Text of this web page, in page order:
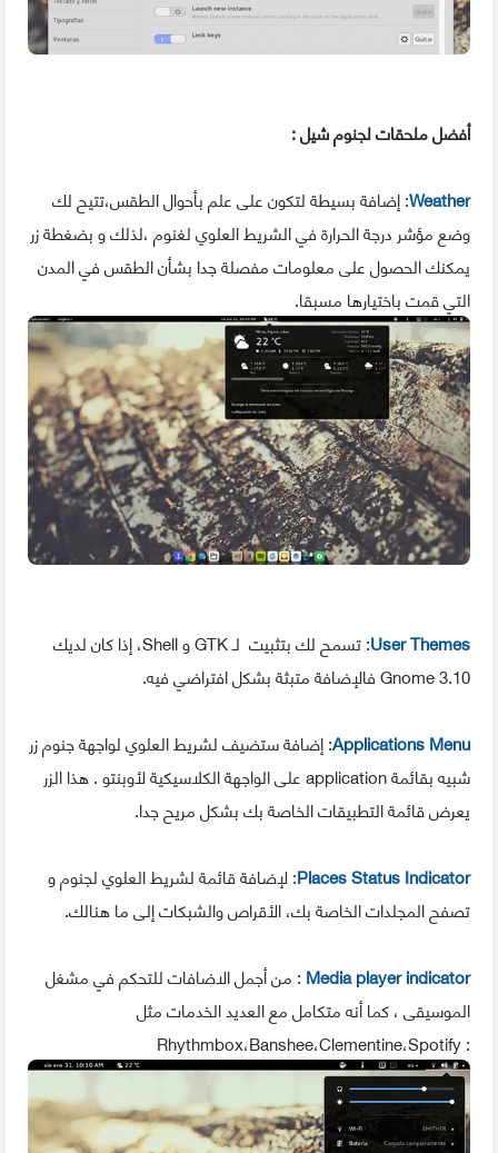
أفضل ملحقاتلجنوم شيل :
Weather: إضافة بسيطة لتكون على علم بأحوال الطقس،تتيح لك
وضع مؤشر درجة الحرارة في الشريط العلوي لغنوم ،لذلك و بضغطة زر
يمكنك الحصول على معلومات مفصلة جدا بشأن الطقس في المدن
التي قمت باختيارها مسبقا.
User Themes
: تسمح لك بتثبيت لـ GTK و Shell، إذا كان لديك
Gnome 3.10 فالإضافة متبثة بشكل افتراضي فيه.
Applications Menu: إضافة ستضيف لشريط العلوي لواجهة جنوم زر
شبيه بقائمة application على الواجهة الكلاسيكية لأوبنتو . هذا الزر
يعرض قائمة التطبيقات الخاصة بك بشكل مريح جدا.
Places Status Indicator: لإضافة قائمة لشريط العلوي لجنوم و
تصفح المجلدات الخاصة بك، الأقراص والشبكات إلى ما هنالك.
Media player indicator: من أجمل الاضافات للتحكم في مشغل
الموسيقى ، كما أنه متكامل مع العديد الخدمات مثل
: Rhythmbox،Banshee،Clementine،Spotify